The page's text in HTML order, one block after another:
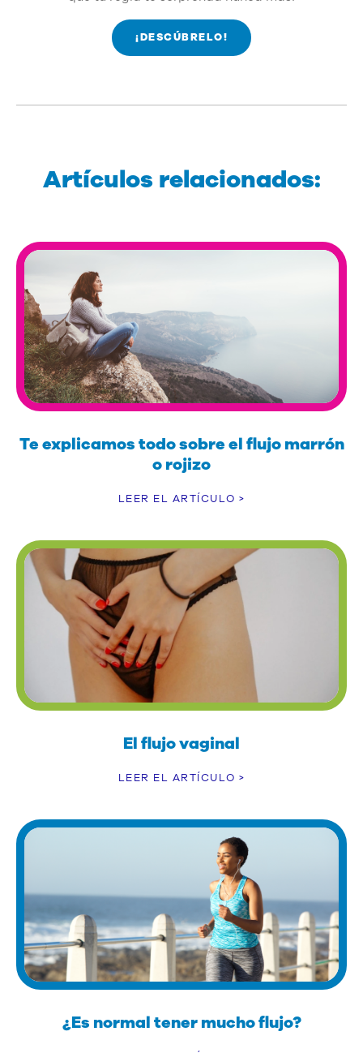
¡DESCÚBRELO!
Artículos relacionados:
Te explicamos todo sobre el flujo marrón
o rojizo
LEER EL ARTÍCULO >
El flujo vaginal
LEER EL ARTÍCULO >
¿Es normal tener mucho flujo?